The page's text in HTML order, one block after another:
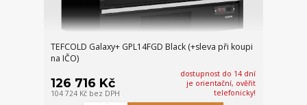
TEFCOLD Galaxy+ GPL14FGD Black (+sleva při koupi
na IČO)
126 716 Kč
104 724 Kč bez DPH
dostupnost do 14 dní
je orientační, ověřit
telefonicky!